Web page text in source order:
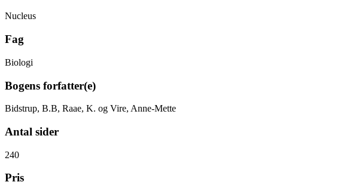
Nucleus
Fag
Biologi
Bogens forfatter(e)
Bidstrup, B.B, Raae, K. og Vire, Anne-Mette
Antal sider
240
Pris